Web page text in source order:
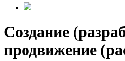
Создание
продвижение